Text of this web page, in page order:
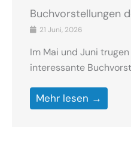
Buchvorstellungen
21 Juni, 2026
Im Mai und Juni
interessante
Mehr lesen →